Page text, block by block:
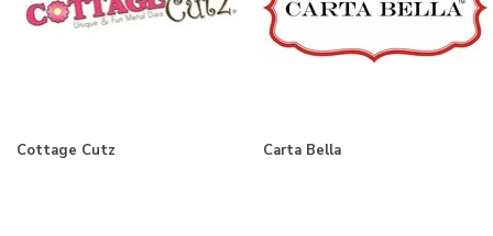
Cottage Cutz Carta Bella